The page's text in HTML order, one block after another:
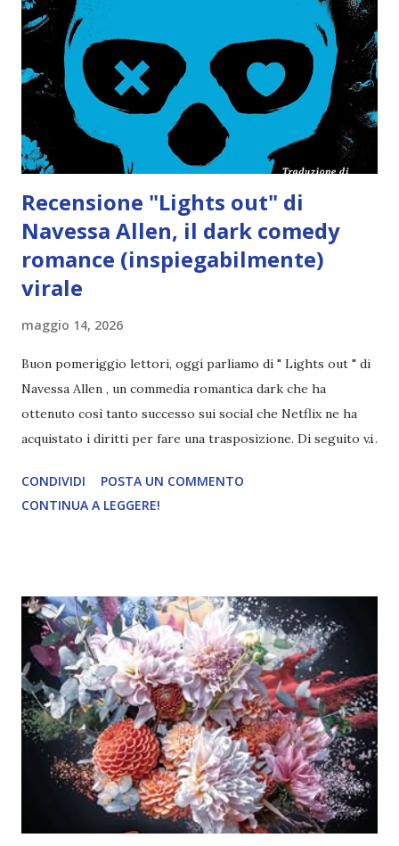
Recensione "Lights out" di
Navessa Allen, il dark comedy
romance (inspiegabilmente)
virale
maggio 14, 2026
Buon pomeriggio lettori, oggi parliamo di " Lights out " di
Navessa Allen , un commedia romantica dark che ha
ottenuto così tanto successo sui social che Netflix ne ha
acquistato i diritti per fare una trasposizione. Di seguito vi
Autrice: Navessa Allen Pagine: 444 Editore: Mondadori
Anno di pubblicazione: 2026 (ita) Prezzo: 12,99 €
suo kink ideale: gli uomini mascherati online. Niente supera
la fantasia di un maschio tatuato e col volto coperto che le
dà la caccia. Ma non avrebbe mai immaginato che un
messaggio inviato da ubriaca avrebbe trasformato quei
sogni in realtà. Josh Hammond ha trascorso la sua vita
evitando le luci della ribalta, ma il suo personaggio online è
un'altra storia: ha milioni di follower, ma solo una gli
interessa,...
CONDIVIDI
POSTA UN COMMENTO
CONTINUA A LEGGERE!